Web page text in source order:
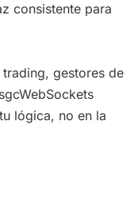
consistente para
gestores de
lógica, no en la